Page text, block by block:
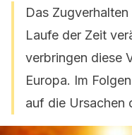
Das
Laufe der Zeit
verbringen diese
Europa. Im
auf die Ursachen